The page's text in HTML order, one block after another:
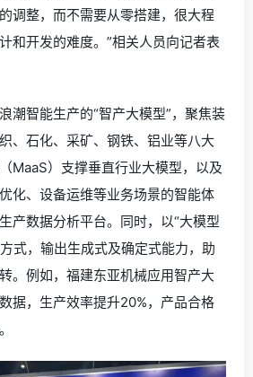
调整，而不需要从零搭建，很大程
和开发的难度。”相关人员向记者表
潮智能生产的“智产大模型”，聚焦装
、石化、采矿、钢铁、铝业等八大
MaaS）支撑垂直行业大模型，以及
化、设备运维等业务场景的智能体
产数据分析平台。同时，以“大模型
式，输出生成式及确定式能力，助
。例如，福建东亚机械应用智产大
据，生产效率提升20%，产品合格